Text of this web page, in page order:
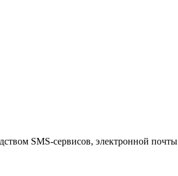
SMS-сервисов, электронной почты